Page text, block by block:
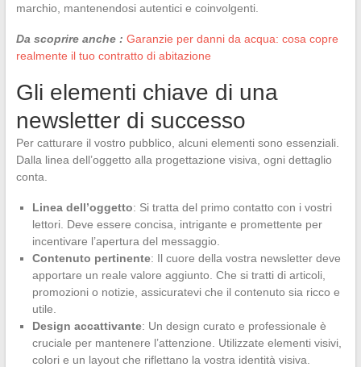
marchio, mantenendosi autentici e coinvolgenti.
Da scoprire anche : Garanzie per danni da acqua: cosa copre
realmente il tuo contratto di abitazione
Gli elementi chiave di una
newsletter di successo
Per catturare il vostro pubblico, alcuni elementi sono essenziali.
Dalla linea dell’oggetto alla progettazione visiva, ogni dettaglio
conta.
Linea dell’oggetto: Si tratta del primo contatto con i vostri
lettori. Deve essere concisa, intrigante e promettente per
incentivare l’apertura del messaggio.
Contenuto pertinente: Il cuore della vostra newsletter deve
apportare un reale valore aggiunto. Che si tratti di articoli,
promozioni o notizie, assicuratevi che il contenuto sia ricco e
utile.
Design accattivante: Un design curato e professionale è
cruciale per mantenere l’attenzione. Utilizzate elementi visivi,
colori e un layout che riflettano la vostra identità visiva.